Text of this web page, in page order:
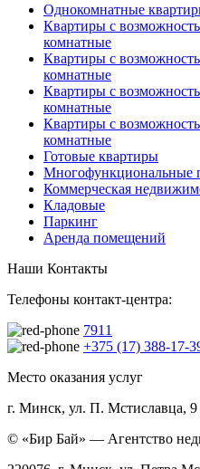
Однокомнатные
Квартиры с
комнатные
Квартиры с
комнатные
Квартиры с
комнатные
Квартиры с
комнатные
Готовые квартиры
Многофункциональные
Коммерческая
Кладовые
Паркинг
Аренда помещений
Наши Контакты
Телефоны контакт-центра:
7911
+375 (17) 388-17-
Место оказания услуг
г. Минск, ул. П. Мстиславца,
© «Бир Бай» — Агентство